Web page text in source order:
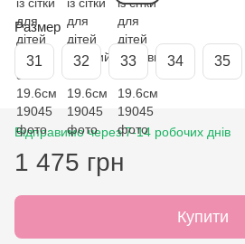
Размер
31 32 33 34 35
Відправимо через 7-14 робочих днів
1 475 грн
Купити